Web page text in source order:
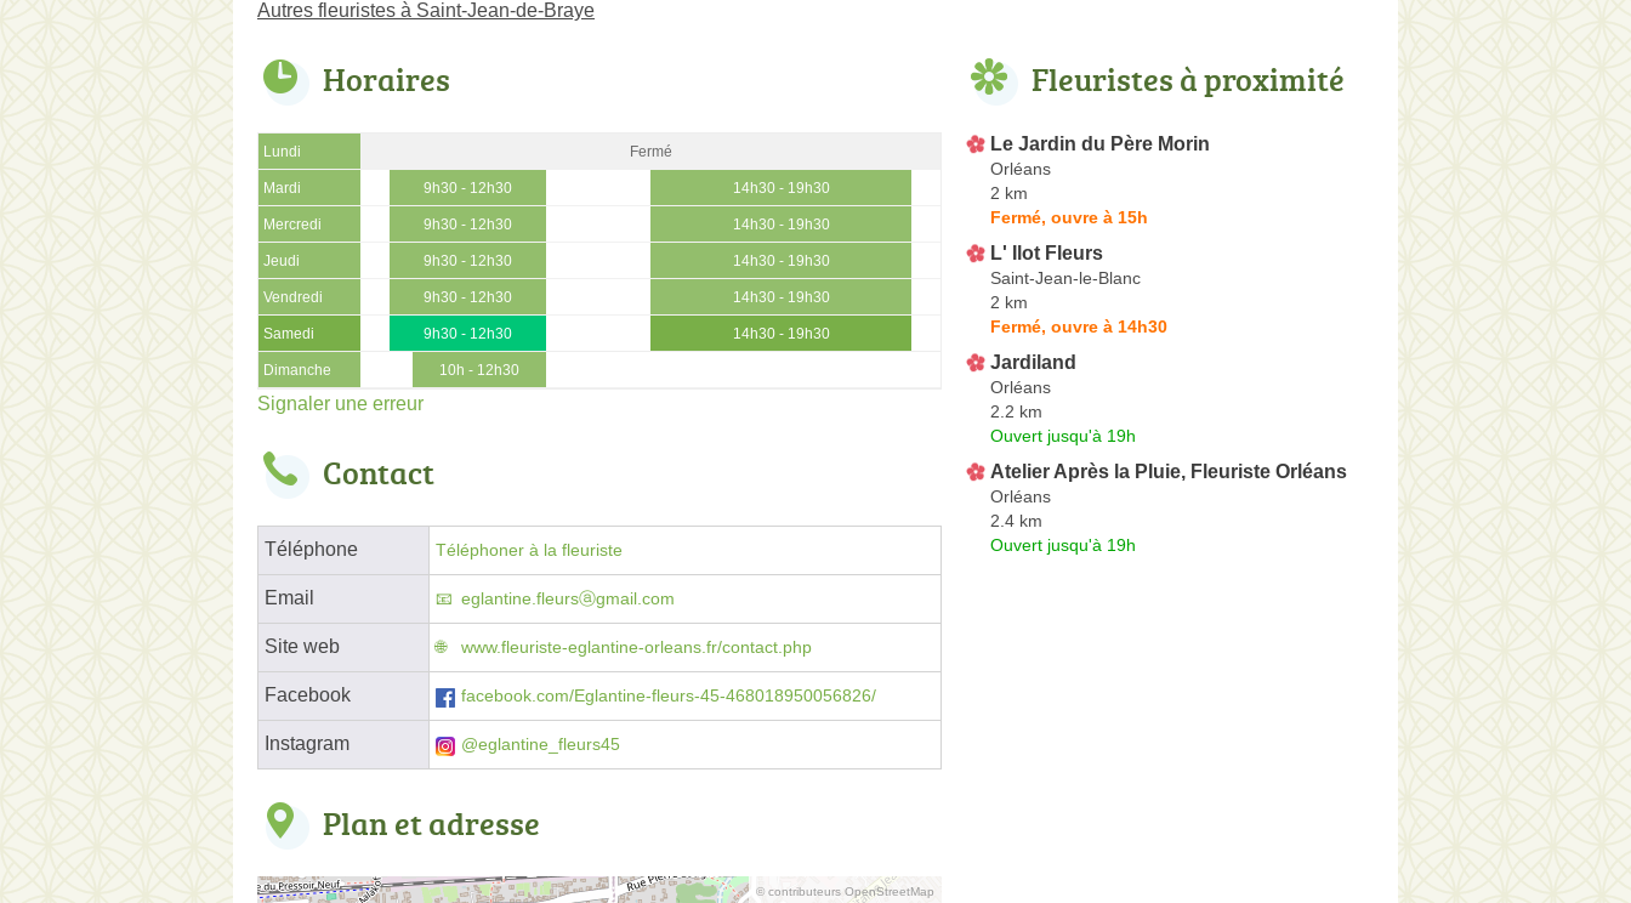
Autres fleuristes à Saint-Jean-de-Braye
Horaires
Lundi Fermé
Mardi 9h30 - 12h30 14h30 - 19h30
Mercredi 9h30 - 12h30 14h30 - 19h30
Jeudi 9h30 - 12h30 14h30 - 19h30
Vendredi 9h30 - 12h30 14h30 - 19h30
Samedi 9h30 - 12h30 14h30 - 19h30
Dimanche 10h - 12h30
Signaler une erreur
Contact
Téléphone Téléphoner à la fleuriste
Email eglantine.fleursⓐgmail.com
Site web www.fleuriste-eglantine-orleans.fr/contact.php
Facebook facebook.com/Eglantine-fleurs-45-468018950056826/
Instagram @eglantine_fleurs45
Plan et adresse
© contributeurs OpenStreetMap
Fleuristes à proximité
Le Jardin du Père Morin
Orléans
2 km
Fermé, ouvre à 15h
L' Ilot Fleurs
Saint-Jean-le-Blanc
2 km
Fermé, ouvre à 14h30
Jardiland
Orléans
2.2 km
Ouvert jusqu'à 19h
Atelier Après la Pluie, Fleuriste Orléans
Orléans
2.4 km
Ouvert jusqu'à 19h